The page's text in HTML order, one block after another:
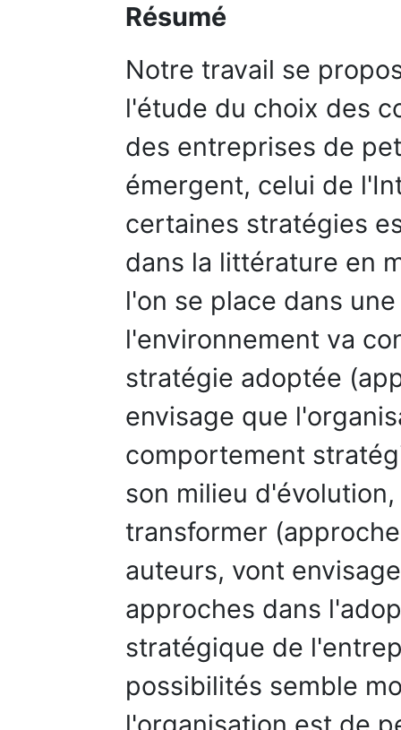
Résumé
Notre travail se
l'étude du choix des
des entreprises de
émergent, celui de
certaines stratégies
dans la littérature en
l'on se place dans
l'environnement va
stratégie adoptée
envisage que
comportement
son milieu
transformer
auteurs, vont
approches dans
stratégique de
possibilités semble